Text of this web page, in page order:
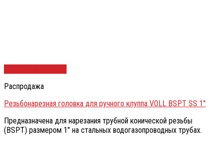
Распродажа
Резьбонарезная головка для ручного клуппа VOLL BSPT SS 1″
Предназначена для нарезания трубной конической резьбы
(BSPT) размером 1″ на стальных водогазопроводных трубах.